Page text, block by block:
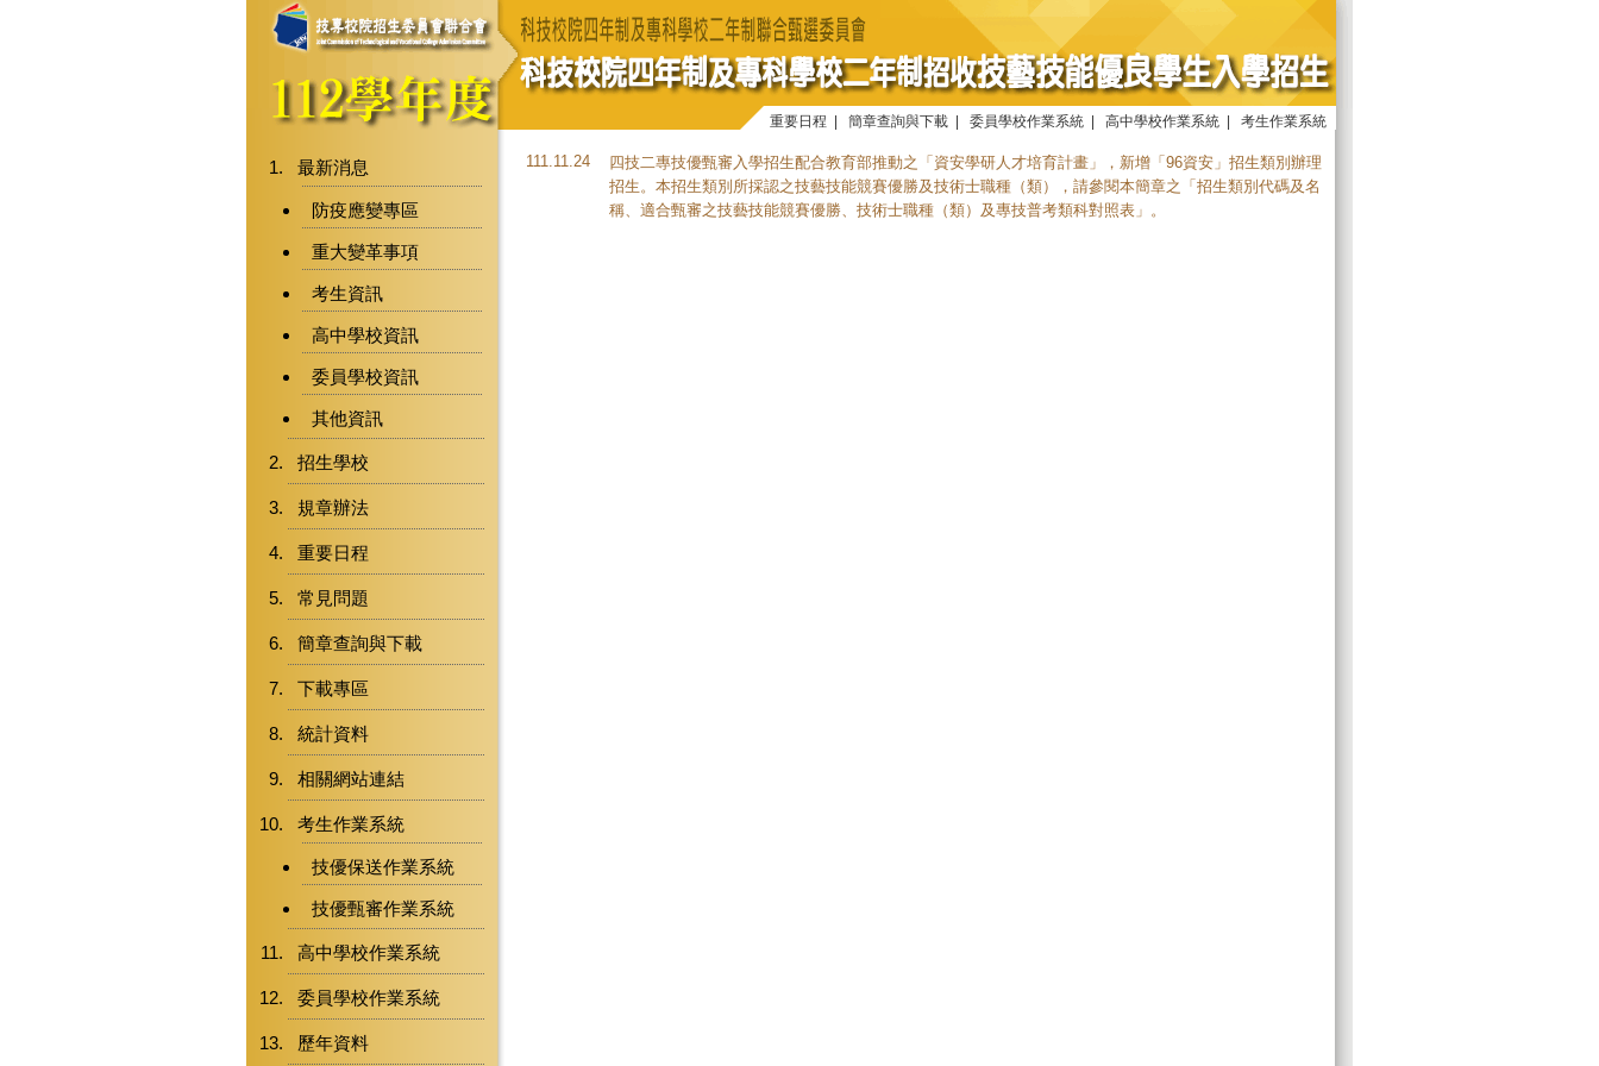
重要日程 簡章查詢與下載 委員學校作業系統 高中學校作業系統 考生作業系統
最新消息
防疫應變專區
重大變革事項
考生資訊
高中學校資訊
委員學校資訊
其他資訊
招生學校
規章辦法
重要日程
常見問題
簡章查詢與下載
下載專區
統計資料
相關網站連結
考生作業系統
技優保送作業系統
技優甄審作業系統
高中學校作業系統
委員學校作業系統
歷年資料
111.11.24
四技二專技優甄審入學招生配合教育部推動之「資安學研人才培育計畫」，新增「96資安」招生類別辦理
招生。本招生類別所採認之技藝技能競賽優勝及技術士職種（類），請參閱本簡章之「招生類別代碼及名
稱、適合甄審之技藝技能競賽優勝、技術士職種（類）及專技普考類科對照表」。